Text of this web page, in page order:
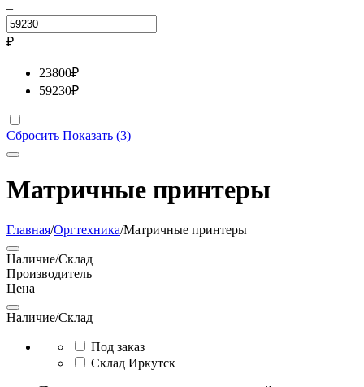
–
₽
23800₽
59230₽
Сбросить Показать (3)
Матричные принтеры
Главная/Оргтехника/Матричные принтеры
Наличие/Склад
Производитель
Цена
Наличие/Склад
Под заказ
Склад Иркутск